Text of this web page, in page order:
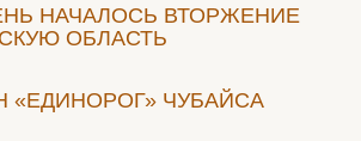
НАЧАЛОСЬ ВТОРЖЕНИЕ
ОБЛАСТЬ
«ЕДИНОРОГ» ЧУБАЙСА